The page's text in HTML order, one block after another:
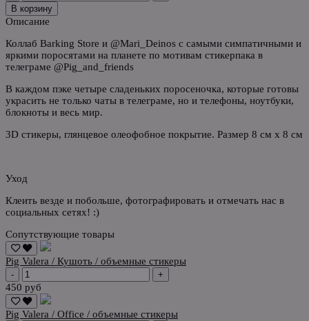
В корзину
Описание
Коллаб Barking Store и @Mari_Deinos с самыми симпатичными и
яркими поросятами на планете по мотивам стикерпака в
телеграме @Pig_and_friends
В каждом пэке четыре сладеньких поросеночка, которые готовы
украсить не только чаты в телеграме, но и телефоны, ноутбуки,
блокноты и весь мир.
3D стикеры, глянцевое олеофобное покрытие. Размер 8 см х 8 см
Уход
Клеить везде и побольше, фотографировать и отмечать нас в
социальных сетях! :)
Сопутствующие товары
Pig Valera / Кушоть / объемные стикеры
- +
450 руб
Pig Valera / Office / объемные стикеры